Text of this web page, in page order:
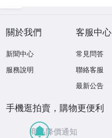
關於我們
新聞中心
服務說明
客服中心
常見問答
聯絡客服
最新公告
手機逛拍賣，購物更便利
商品降價通知